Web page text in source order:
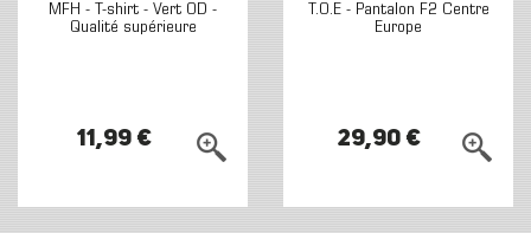
MFH - T-shirt - Vert OD -
Qualité supérieure
11,99 €
T.O.E - Pantalon F2 Centre
Europe
29,90 €